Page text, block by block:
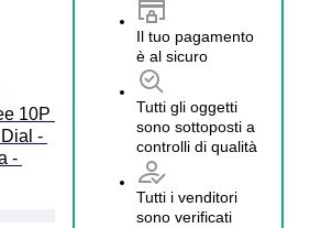
10P
-
-
Il tuo pagamento
è al sicuro
Tutti gli oggetti
sono sottoposti a
controlli di qualità
Tutti i venditori
sono verificati